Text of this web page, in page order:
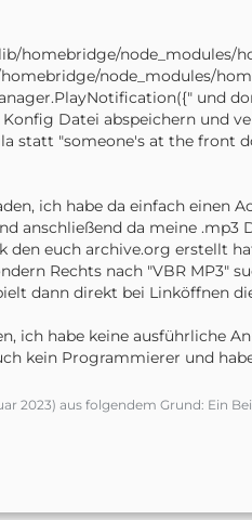
homebridge/node_modules/
node_modules/
und
Datei abspeichern und
statt "someone's at the front
ich habe da einfach einen
anschließend da meine .mp3
den euch archive.org erstellt
Rechts nach "VBR MP3"
dann direkt bei Linköffnen
ich habe keine ausführliche
kein Programmierer und
2023) aus folgendem Grund: Ein